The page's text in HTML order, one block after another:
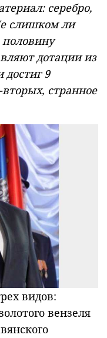
серебро,
слишком ли
половину
дотации из
достиг 9
странное
видов:
вензеля